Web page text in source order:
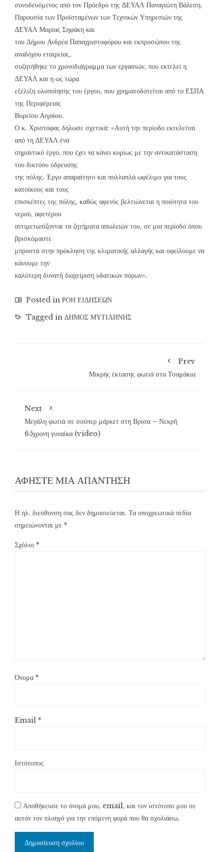
συνοδευόμενος από τον Πρόεδρο της ΔΕΥΑΛ Παναγιώτη Βάλεση.
Παρουσία των Προϊσταμένων των Τεχνικών Υπηρεσιών της
ΔΕΥΑΛ Μαρίας Σηφάκη και
του Δήμου Ανδρέα Παπαχριστοφόρου και εκπροσώπου της
αναδόχου εταιρείας,
συζητήθηκε το χρονοδιάγραμμα των εργασιών, που εκτελεί η
ΔΕΥΑΛ και η ως τώρα
εξέλιξη υλοποίησης του έργου, που χρηματοδοτείται από το ΕΣΠΑ
της Περιφέρειας
Βορείου Αιγαίου.
Ο κ. Χριστόφας δήλωσε σχετικά: «Αυτή την περίοδο εκτελείται
από τη ΔΕΥΑΛ ένα
σημαντικό έργο, που έχει να κάνει κυρίως με την αντικατάσταση
του δικτύου ύδρευσης
της πόλης. Έργο απαραίτητο και πολλαπλά ωφέλιμο για τους
κατοίκους και τους
επισκέπτες της πόλης, καθώς αφενός βελτιώνεται η ποιότητα του
νερού, αφετέρου
αντιμετωπίζονται τα ζητήματα απωλειών του, σε μια περίοδο όπου
βρισκόμαστε
μπροστά στην πρόκληση της κλιματικής αλλαγής και οφείλουμε να
κάνουμε την
καλύτερη δυνατή διαχείριση υδατικών πόρων».
Posted in ΡΟΗ ΕΙΔΗΣΕΩΝ
Tagged in ΔΗΜΟΣ ΜΥΤΙΛΗΝΗΣ
Prev
Μικρής έκτασης φωτιά στα Τσαμάκια
Next
Μεγάλη φωτιά σε σούπερ μάρκετ στη Βρίσα – Νεκρή
65χρονη γυναίκα (video)
ΑΦΉΣΤΕ ΜΙΑ ΑΠΆΝΤΗΣΗ
Η ηλ. διεύθυνση σας δεν δημοσιεύεται. Τα υποχρεωτικά πεδία
σημειώνονται με *
Σχόλιο *
Όνομα *
Email *
Ιστότοπος
Αποθήκευσε το όνομά μου, email, και τον ιστότοπο μου σε
αυτόν τον πλοηγό για την επόμενη φορά που θα σχολιάσω.